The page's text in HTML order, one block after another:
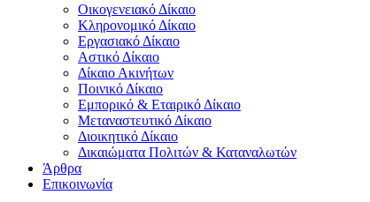
Οικογενειακό Δίκαιο
Κληρονομικό Δίκαιο
Εργασιακό Δίκαιο
Αστικό Δίκαιο
Δίκαιο Ακινήτων
Ποινικό Δίκαιο
Εμπορικό & Εταιρικό Δίκαιο
Μεταναστευτικό Δίκαιο
Διοικητικό Δίκαιο
Δικαιώματα Πολιτών & Καταναλωτών
Άρθρα
Επικοινωνία